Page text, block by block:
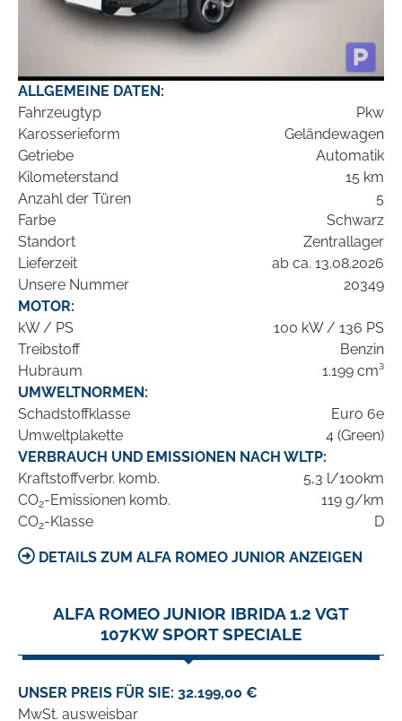
ALLGEMEINE DATEN:
Fahrzeugtyp
Pkw
Karosserieform
Geländewagen
Getriebe
Automatik
Kilometerstand
15 km
Anzahl der Türen
5
Farbe
Schwarz
Standort
Zentrallager
Lieferzeit
ab ca. 13.08.2026
Unsere Nummer
20349
MOTOR:
kW / PS
100 kW / 136 PS
Treibstoff
Benzin
Hubraum
1.199 cm³
UMWELTNORMEN:
Schadstoffklasse
Euro 6e
Umweltplakette
4 (Green)
VERBRAUCH UND EMISSIONEN NACH WLTP:
Kraftstoffverbr. komb.
5,3 l/100km
CO2-Emissionen komb.
119 g/km
CO2-Klasse D
DETAILS ZUM ALFA ROMEO JUNIOR ANZEIGEN
ALFA ROMEO JUNIOR IBRIDA 1.2 VGT
107KW SPORT SPECIALE
UNSER PREIS FÜR SIE: 32.199,00 €
MwSt. ausweisbar